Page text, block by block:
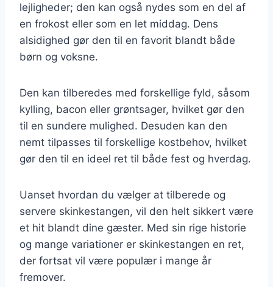
lejligheder; den kan også nydes som en del af
en frokost eller som en let middag. Dens
alsidighed gør den til en favorit blandt både
børn og voksne.
Den kan tilberedes med forskellige fyld, såsom
kylling, bacon eller grøntsager, hvilket gør den
til en sundere mulighed. Desuden kan den
nemt tilpasses til forskellige kostbehov, hvilket
gør den til en ideel ret til både fest og hverdag.
Uanset hvordan du vælger at tilberede og
servere skinkestangen, vil den helt sikkert være
et hit blandt dine gæster. Med sin rige historie
og mange variationer er skinkestangen en ret,
der fortsat vil være populær i mange år
fremover.